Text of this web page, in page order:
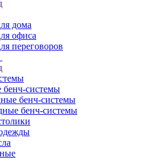
дома
офиса
переговоров
бенч-системы
бенч-системы
бенч-системы